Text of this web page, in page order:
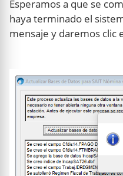
Esperamos a que se
haya terminado el
mensaje y daremos clic